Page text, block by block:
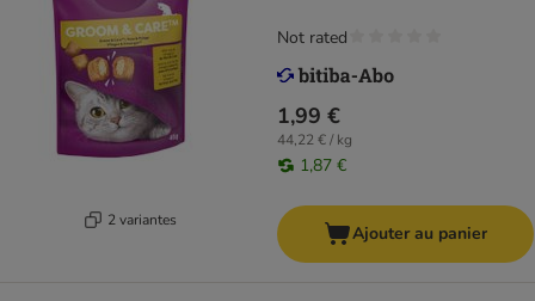
2 variantes
1,99 €
44,22 € / kg
1,87 €
Not rated
Ajouter au panier